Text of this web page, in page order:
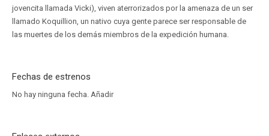
jovencita llamada Vicki), viven aterrorizados por la amenaza de un ser
llamado Koquillion, un nativo cuya gente parece ser responsable de
las muertes de los demás miembros de la expedición humana.
Fechas de estrenos
No hay ninguna fecha. Añadir